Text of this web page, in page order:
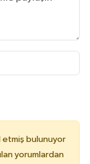
etmiş bulunuyor
yorumlardan